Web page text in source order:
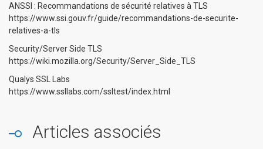
ANSSI : Recommandations de sécurité relatives à TLS
https://www.ssi.gouv.fr/guide/recommandations-de-securite-
relatives-a-tls
Security/Server Side TLS
https://wiki.mozilla.org/Security/Server_Side_TLS
Qualys SSL Labs
https://www.ssllabs.com/ssltest/index.html
Articles associés